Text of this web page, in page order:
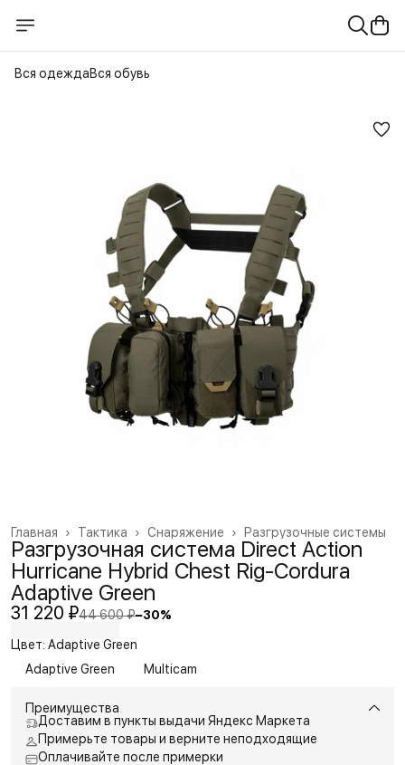
Вся одеждаВся обувь
Разгрузочные системы
Снаряжение ›
Тактика ›
Главная ›
Разгрузочная система Direct Action
Hurricane Hybrid Chest Rig-Cordura
Adaptive Green
31 220 ₽44 600 ₽−30%
Цвет: Adaptive Green
Adaptive Green
Multicam
Преимущества
Доставим в пункты выдачи Яндекс Маркета
Примерьте товары и верните неподходящие
Оплачивайте после примерки